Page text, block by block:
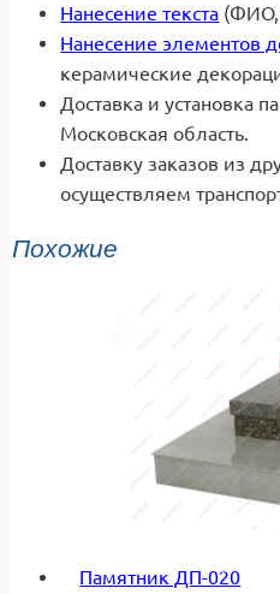
Нанесение текста (ФИО,
Нанесение элементов
керамические
Доставка и установка
Московская область.
Доставку заказов из
осуществляем
Похожие
Памятник ДП-020